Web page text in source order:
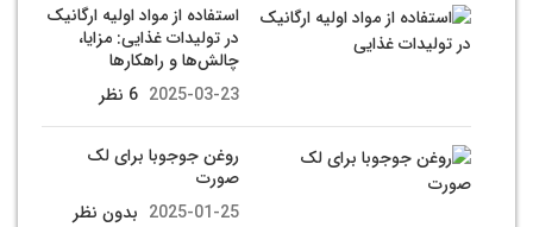
استفاده از مواد اولیه ارگانیک
در تولیدات غذایی: مزایا،
چالش‌ها و راهکارها
2025-03-23 6 نظر
روغن جوجوبا برای لک
صورت
2025-01-25 بدون نظر